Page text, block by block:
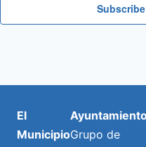
El
MunicipioGrupo de